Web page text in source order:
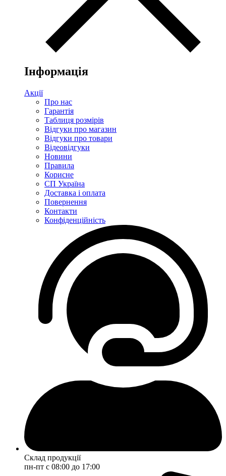
Інформація
Акції
Про нас
Гарантія
Таблиця розмірів
Відгуки про магазин
Відгуки про товари
Відеовідгуки
Новини
Правила
Корисне
СП Україна
Доставка і оплата
Повернення
Контакти
Конфіденційність
Склад продукції
пн-пт с 08:00 до 17:00